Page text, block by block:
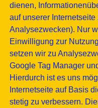
dienen,
auf unserer
Analysezwecken). Nur
Einwilligung zur
setzen wir zu
Google Tag Manager
Hierdurch ist es uns
Internetseite auf Basis
stetig zu verbessern.